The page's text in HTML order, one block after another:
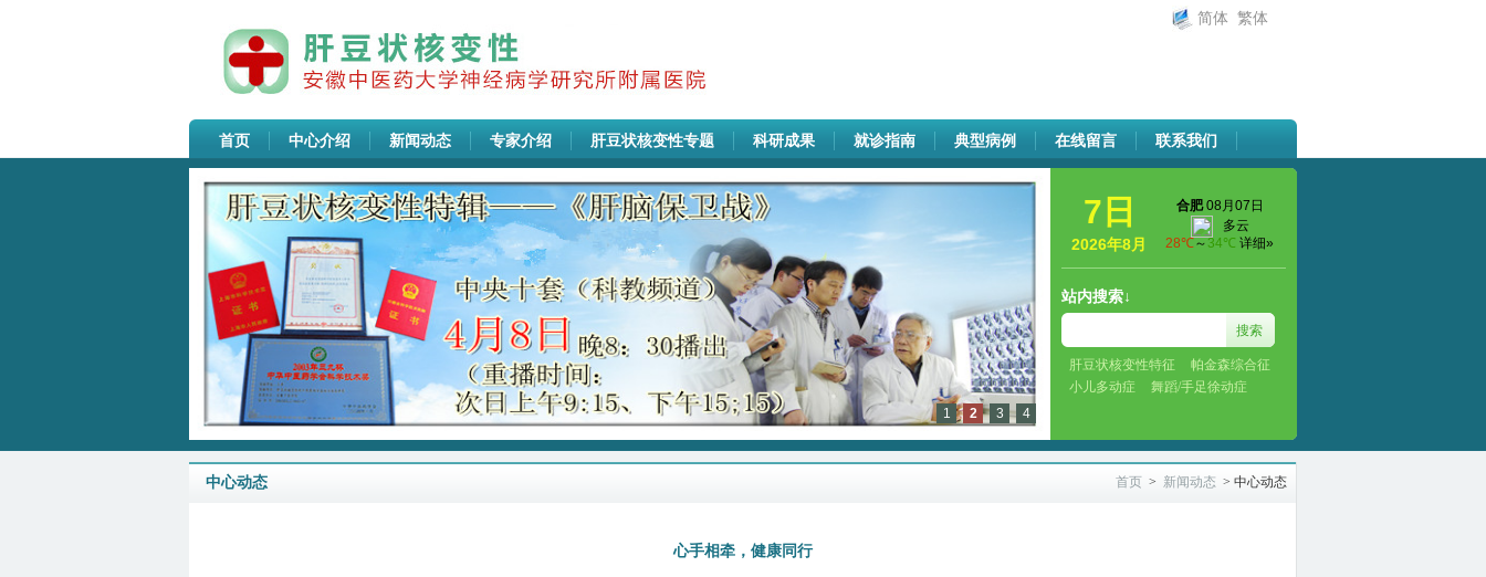
简体 繁体
首页 中心介绍 新闻动态 专家介绍 肝豆状核变性专题 科研成果 就诊指南 典型病例 在线留言 联系我们
1 2 3 4
7日
2026年8月
站内搜索↓
肝豆状核变性特征
帕金森综合征
小儿多动症
舞蹈/手足徐动症
首页 > 新闻动态 > 中心动态
中心动态
心手相牵，健康同行